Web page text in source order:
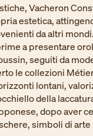
Vacheron
estetica,
da altri
a presentare
seguiti da
le collezioni
lontani,
della
dopo aver
simboli di arte